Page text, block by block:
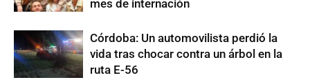
mes de internación
Córdoba: Un automovilista perdió la
vida tras chocar contra un árbol en la
ruta E-56